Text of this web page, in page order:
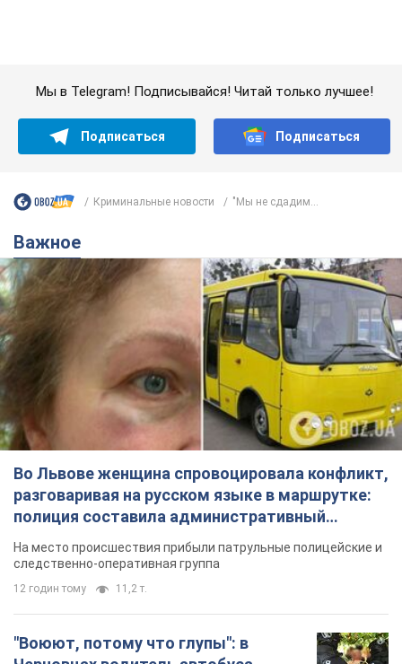
Во Львове женщина спровоцировала конфликт,
разговаривая на русском языке в маршрутке:
полиция составила административный
протокол. Видео
На место происшествия прибыли патрульные полицейские и
следственно-оперативная группа
11,2 т.
"Воюют, потому что глупы": в
Черновцах водитель автобуса
проявил неуважение к украинским
военным и поплатился за это.
Видео
пассажирами и оскорблений в адрес военных
"Не следит за сексуальностью": в
Киеве консультант салона красоты